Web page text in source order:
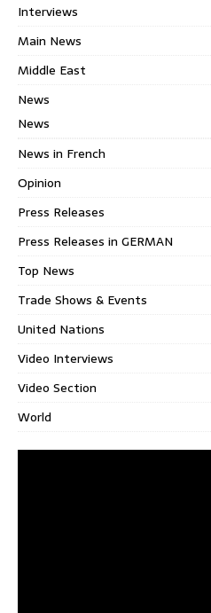
Interviews
Main News
Middle East
News
News
News in French
Opinion
Press Releases
Press Releases in GERMAN
Top News
Trade Shows & Events
United Nations
Video Interviews
Video Section
World